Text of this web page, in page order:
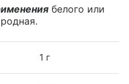
белого или
1 г